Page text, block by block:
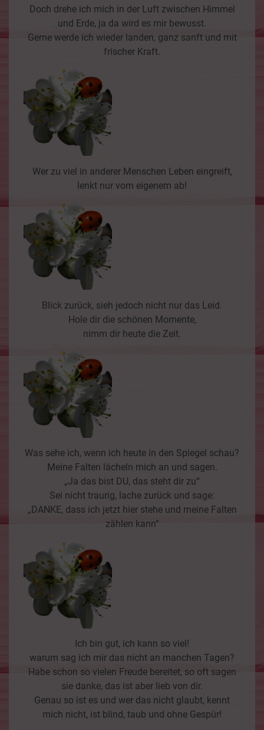
Doch drehe ich mich in der Luft zwischen Himmel
und Erde, ja da wird es mir bewusst.
Gerne werde ich wieder landen, ganz sanft und mit
frischer Kraft.
Wer zu viel in anderer Menschen Leben eingreift,
lenkt nur vom eigenem ab!
Blick zurück, sieh jedoch nicht nur das Leid.
Hole dir die schönen Momente,
nimm dir heute die Zeit.
Was sehe ich, wenn ich heute in den Spiegel schau?
Meine Falten lächeln mich an und sagen.
„Ja das bist DU, das steht dir zu“
Sei nicht traurig, lache zurück und sage:
„DANKE, dass ich jetzt hier stehe und meine Falten
zählen kann“
Ich bin gut, ich kann so viel!
warum sag ich mir das nicht an manchen Tagen?
Habe schon so vielen Freude bereitet, so oft sagen
sie danke, das ist aber lieb von dir.
Genau so ist es und wer das nicht glaubt, kennt
mich nicht, ist blind, taub und ohne Gespür!